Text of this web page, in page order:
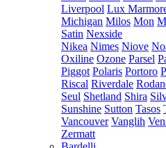
Liverpool Lux
Michigan Milos Mon
Satin Nexside
Nikea Nimes Niove
Oxiline Ozone Parsel
Piggot Polaris Portoro
Riscal Riverdale
Seul Shetland Shira
Sunshine Sutton Tasos
Vancouver Vanglih
Zermatt